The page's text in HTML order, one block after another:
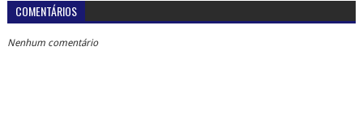
COMENTÁRIOS
Nenhum comentário